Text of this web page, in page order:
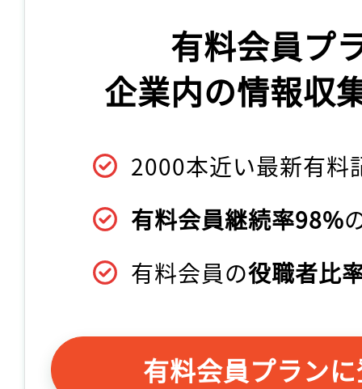
有料会員プ
企業内の情報収
2000本近い最新有料
有料会員継続率98%
有料会員の役職者比
有料会員プラン